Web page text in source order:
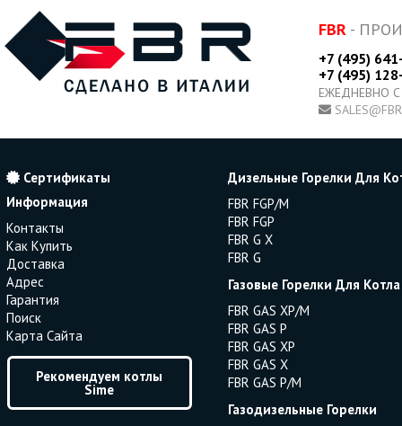
FBR -
+7 (495)
+7 (495)
ЕЖЕДНЕВНО
Сертификаты
Информация
Контакты
Как Купить
Доставка
Адрес
Гарантия
Поиск
Карта Сайта
Рекомендуем котлы
Sime
Дизельные Горелки Для
FBR FGP/M
FBR FGP
FBR G X
FBR G
Газовые Горелки Для Котла
FBR GAS XP/M
FBR GAS P
FBR GAS XP
FBR GAS X
FBR GAS P/M
Газодизельные Горелки